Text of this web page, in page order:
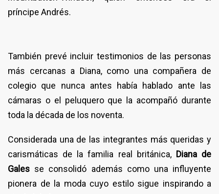
príncipe Andrés.
También prevé incluir testimonios de las personas
más cercanas a Diana, como una compañera de
colegio que nunca antes había hablado ante las
cámaras o el peluquero que la acompañó durante
toda la década de los noventa.
Considerada una de las integrantes más queridas y
carismáticas de la familia real británica, Diana de
Gales se consolidó además como una influyente
pionera de la moda cuyo estilo sigue inspirando a